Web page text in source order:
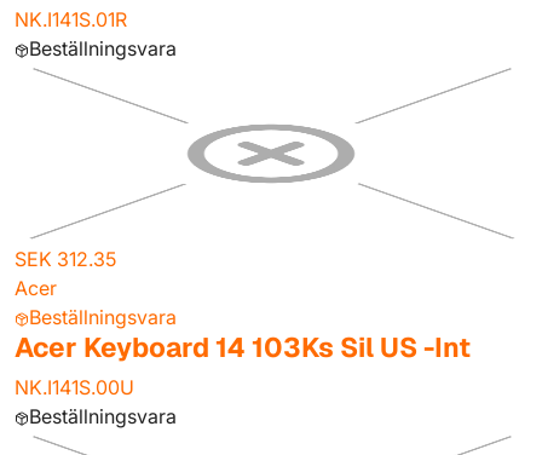
NK.I141S.01R
Beställningsvara
SEK 312.35
Acer
Beställningsvara
Acer Keyboard 14 103Ks Sil US -Int
NK.I141S.00U
Beställningsvara